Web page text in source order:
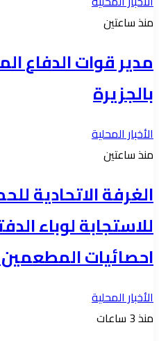
منذ ساعتين
مدير قوات الدفاع
بالجزيرة
الأخبار المحلية
منذ ساعتين
الغرفة الاتحادية
للاستجابة لوباء
احصائيات المطعمين في 5
الأخبار المحلية
منذ 3 ساعات